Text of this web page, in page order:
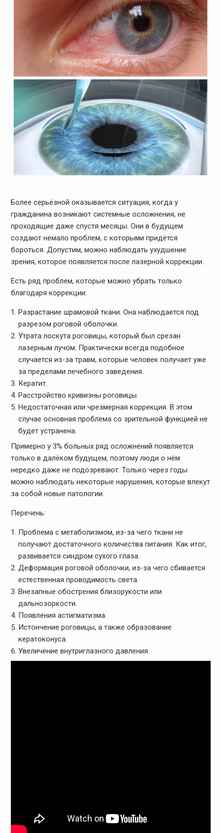
Более серьёзной оказывается ситуация, когда у
гражданина возникают системные осложнения, не
проходящие даже спустя месяцы. Они в будущем
создают немало проблем, с которыми придётся
бороться. Допустим, можно наблюдать ухудшение
зрения, которое появляется после лазерной коррекции.
Есть ряд проблем, которые можно убрать только
благодаря коррекции:
Разрастание шрамовой ткани. Она наблюдается под
разрезом роговой оболочки.
Утрата лоскута роговицы, который был срезан
лазерным лучом. Практически всегда подобное
случается из-за травм, которые человек получает уже
за пределами лечебного заведения.
Кератит.
Расстройство кривизны роговицы.
Недостаточная или чрезмерная коррекция. В этом
случае основная проблема со зрительной функцией не
будет устранена.
Примерно у 3% больных ряд осложнений появляется
только в далёком будущем, поэтому люди о нём
нередко даже не подозревают. Только через годы
можно наблюдать некоторые нарушения, которые влекут
за собой новые патологии.
Перечень:
Проблема с метаболизмом, из-за чего ткани не
получают достаточного количества питания. Как итог,
развивается синдром сухого глаза.
Деформация роговой оболочки, из-за чего сбивается
естественная проводимость света.
Внезапные обострения близорукости или
дальнозоркости.
Появления астигматизма.
Истончение роговицы, а также образование
кератоконуса.
Увеличение внутриглазного давления.